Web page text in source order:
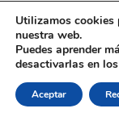
Utilizamos cookies
nuestra web.
Puedes aprender
desactivarlas en los
Aceptar